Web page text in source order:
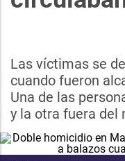
Las víctimas se
cuando fueron
Una de las
y la otra fuera del